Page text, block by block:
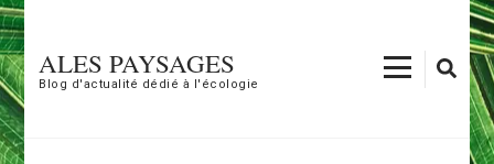
Aller
au
contenu
(Pressez
Entrée)
ALES PAYSAGES
Blog d'actualité dédié à l'écologie